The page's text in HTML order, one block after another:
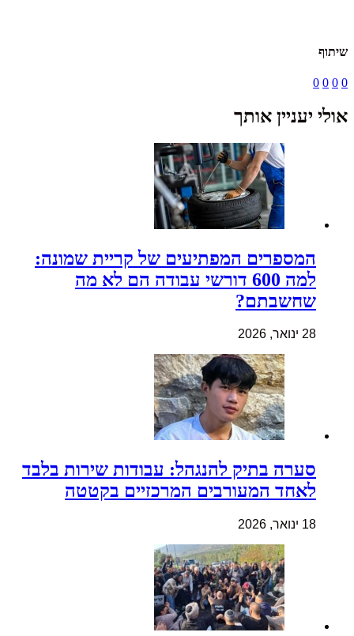
שיתוף
0
0
0
0
אולי יעניין אותך
המספרים המפתיעים של קריית שמונה:
למה 600 דורשי עבודה הם לא מה
שחשבתם?
28 ינואר, 2026
סערה בתיק להנגהל: עבודות שירות בלבד
לאחד המעורבים המרכזיים בקטטה
18 ינואר, 2026